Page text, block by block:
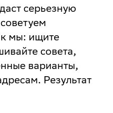
серьезную
мы: ищите
совета,
варианты,
Результат